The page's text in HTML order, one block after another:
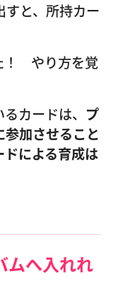
と、所持カー
！ やり方を覚
カードは、 プ
加させること
による育成は
ムへ入れれ